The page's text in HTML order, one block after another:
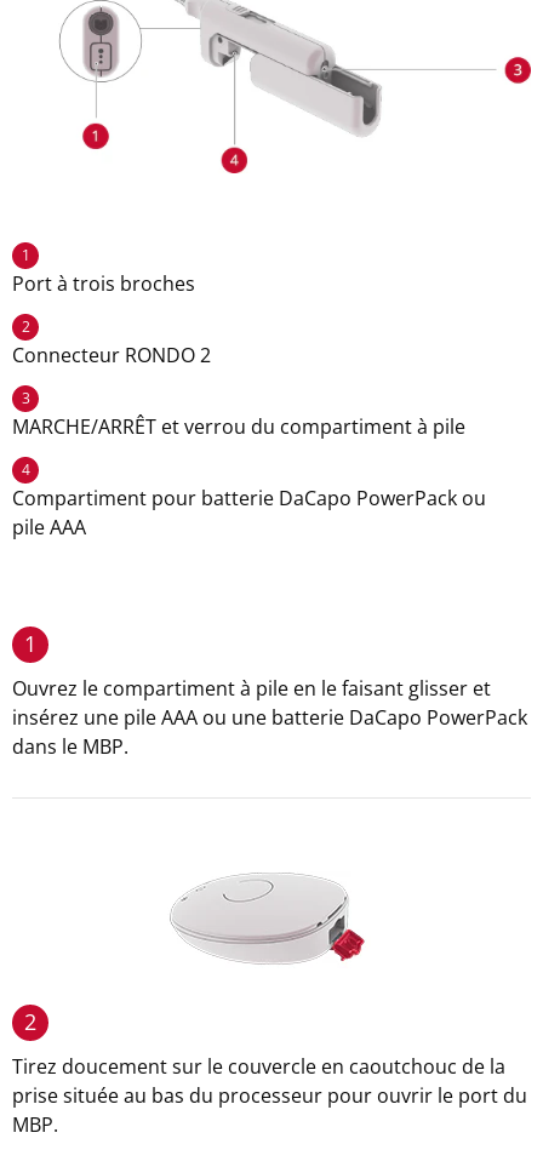
1
Port à trois broches
2
Connecteur RONDO 2
3
MARCHE/ARRÊT et verrou du compartiment à pile
4
Compartiment pour batterie DaCapo PowerPack ou
pile AAA
1
Ouvrez le compartiment à pile en le faisant glisser et
insérez une pile AAA ou une batterie DaCapo PowerPack
dans le MBP.
2
Tirez doucement sur le couvercle en caoutchouc de la
prise située au bas du processeur pour ouvrir le port du
MBP.